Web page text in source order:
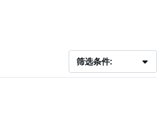
筛选条件: